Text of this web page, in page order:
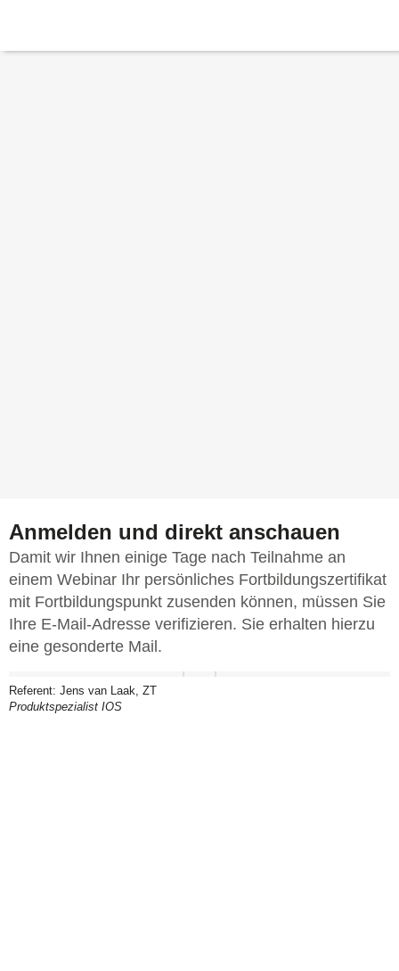
Anmelden und direkt anschauen
Damit wir Ihnen einige Tage nach Teilnahme an
einem Webinar Ihr persönliches Fortbildungszertifikat
mit Fortbildungspunkt zusenden können, müssen Sie
Ihre E‑Mail‑Adresse verifizieren. Sie erhalten hierzu
eine gesonderte Mail.
Referent: Jens van Laak, ZT
Produktspezialist IOS